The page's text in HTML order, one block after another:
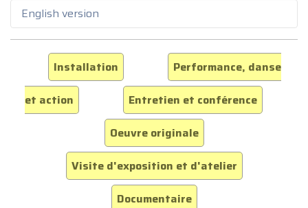
English version
Installation
Performance, danse
et action
Entretien et conférence
Oeuvre originale
Visite d'exposition et d'atelier
Documentaire